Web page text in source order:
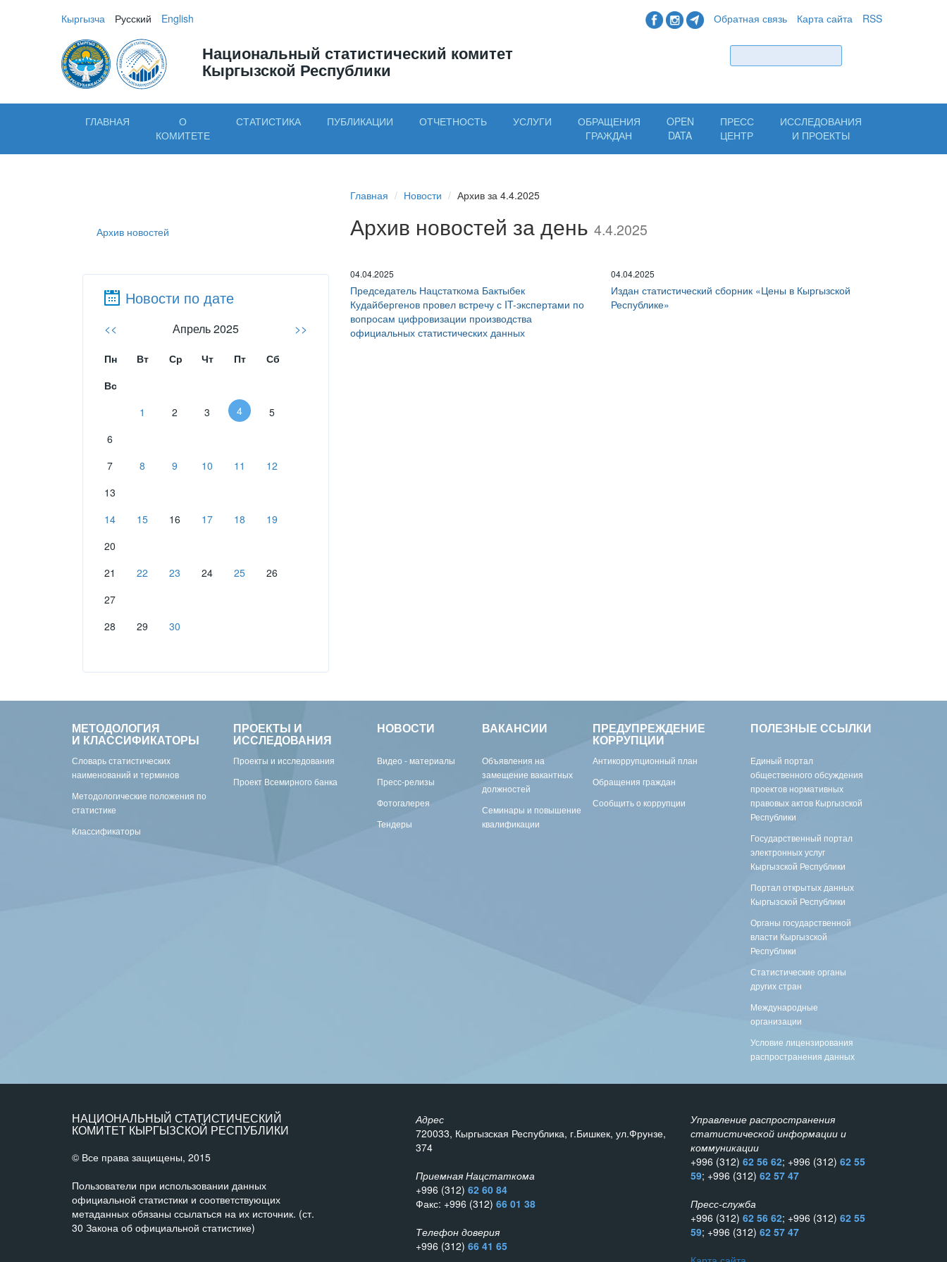
Кыргызча Русский English Обратная связь Карта сайта RSS
Национальный статистический комитет
Кыргызской Республики
ГЛАВНАЯ
О
КОМИТЕТЕ
СТАТИСТИКА ПУБЛИКАЦИИ ОТЧЕТНОСТЬ УСЛУГИ
ОБРАЩЕНИЯ
ГРАЖДАН
OPEN
DATA
ПРЕСС
ЦЕНТР
ИССЛЕДОВАНИЯ
И ПРОЕКТЫ
Архив новостей
Новости по дате
<< Апрель 2025 >>
Пн Вт Ср Чт Пт
Сб
Вс
1
2 3 4
5
6
7
8 9 10 11
12
13
14
15 16 17 18
19
20
21
22 23 24 25
26
27
28
29 30
Главная Новости Архив за 4.4.2025
Архив новостей за день 4.4.2025
04.04.2025
Председатель Нацстаткома Бактыбек
Кудайбергенов провел встречу с IT-экспертами по
вопросам цифровизации производства
официальных статистических данных
04.04.2025
Издан статистический сборник «Цены в Кыргызской
Республике»
МЕТОДОЛОГИЯ
И КЛАССИФИКАТОРЫ
Словарь статистических
наименований и терминов
Методологические положения по
статистике
Классификаторы
ПРОЕКТЫ И
ИССЛЕДОВАНИЯ
Проекты и исследования
Проект Всемирного банка
НОВОСТИ
Видео - материалы
Пресс-релизы
Фотогалерея
Тендеры
ВАКАНСИИ
Объявления на
замещение вакантных
должностей
Семинары и повышение
квалификации
ПРЕДУПРЕЖДЕНИЕ
КОРРУПЦИИ
Антикоррупционный план
Обращения граждан
Сообщить о коррупции
ПОЛЕЗНЫЕ ССЫЛКИ
Единый портал
общественного обсуждения
проектов нормативных
правовых актов Кыргызской
Республики
Государственный портал
электронных услуг
Кыргызской Республики
Портал открытых данных
Кыргызской Республики
Органы государственной
власти Кыргызской
Республики
Статистические органы
других стран
Международные
организации
Условие лицензирования
распространения данных
НАЦИОНАЛЬНЫЙ СТАТИСТИЧЕСКИЙ
КОМИТЕТ КЫРГЫЗСКОЙ РЕСПУБЛИКИ
© Все права защищены, 2015
Пользователи при использовании данных
официальной статистики и соответствующих
метаданных обязаны ссылаться на их источник. (ст.
30 Закона об официальной статистике)
Адрес
720033, Кыргызская Республика, г.Бишкек, ул.Фрунзе,
374
Приемная Нацстаткома
+996 (312) 62 60 84
Факс: +996 (312) 66 01 38
Телефон доверия
+996 (312) 66 41 65
Управление распространения
статистической информации и
коммуникации
+996 (312) 62 56 62; +996 (312) 62 55
59; +996 (312) 62 57 47
Пресс-служба
+996 (312) 62 56 62; +996 (312) 62 55
59; +996 (312) 62 57 47